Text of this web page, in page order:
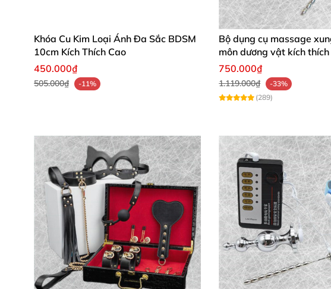
Mua ngay Sportsheets Brat Collar Leash để trải nghiệm
[IMG]https://shopkiss.net/images/3.png</IMG]
[IMG]https://shopkiss.net/images/4.png</IMG]
Khóa Cu Kim Loại Ánh Đa Sắc BDSM
10cm Kích Thích Cao
450.000₫
505.000₫ -11%
Bộ dụng cụ massage
môn dương vật kích
750.000₫
1.119.000₫
-33%
(289)